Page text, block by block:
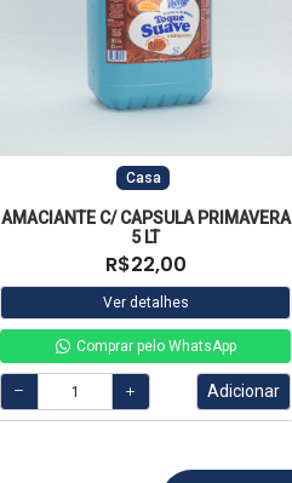
Casa
AMACIANTE C/ CAPSULA PRIMAVERA
5 LT
R$22,00
Ver detalhes
Comprar pelo WhatsApp
Adicionar